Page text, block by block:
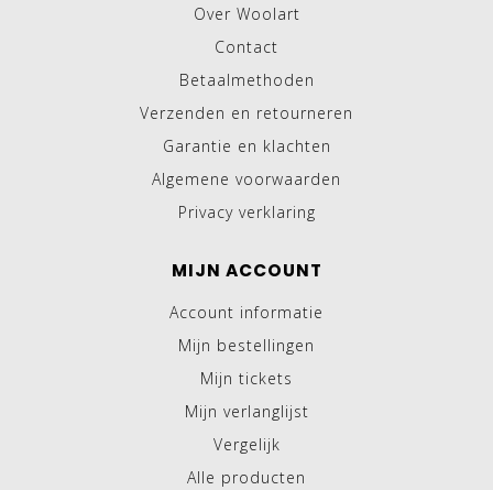
Over Woolart
Contact
Betaalmethoden
Verzenden en retourneren
Garantie en klachten
Algemene voorwaarden
Privacy verklaring
MIJN ACCOUNT
Account informatie
Mijn bestellingen
Mijn tickets
Mijn verlanglijst
Vergelijk
Alle producten